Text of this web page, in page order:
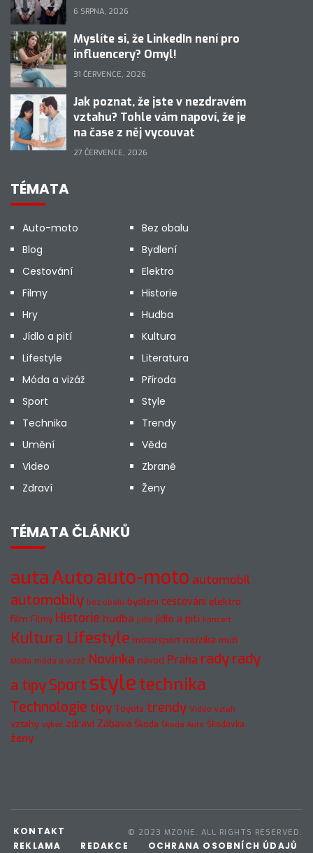
6 SRPNA, 2026
Myslíte si, že LinkedIn není pro
influencery? Omyl!
31 ČERVENCE, 2026
Jak poznat, že jste v nezdravém
vztahu? Tohle vám napoví, že je
na čase z něj vycouvat
27 ČERVENCE, 2026
TÉMATA
Auto-moto
Bez obalu
Blog
Bydlení
Cestování
Elektro
Filmy
Historie
Hry
Hudba
Jídlo a pití
Kultura
Lifestyle
Literatura
Móda a vizáž
Příroda
Sport
Style
Technika
Trendy
Umění
Věda
Video
Zbraně
Zdraví
Ženy
TÉMATA ČLÁNKŮ
autaAutoauto-moto automobil
automobily bez obalu bydlení cestování elektro
film Filmy Historie hudba jídlo jídlo a pití koncert
Kultura Lifestyle motorsport muzika muži
Móda móda a vizáž Novinka návod Praha radyrady
a tipySport styletechnika
Technologie tipy Toyota trendy Video vztah
vztahy výběr zdraví Zábava Škoda Škoda Auto Škodovka
ženy
© 2023 MZONE. ALL RIGHTS RESERVED.
KONTAKT
REKLAMA
REDAKCE OCHRANA OSOBNÍCH ÚDAJŮ